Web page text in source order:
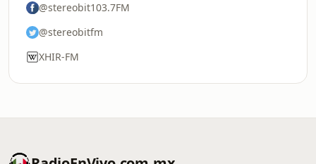
@stereobit103.7FM
@stereobitfm
XHIR-FM